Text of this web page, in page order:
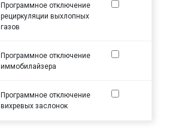
Программное отключение
рециркуляции выхлопных
газов
Программное отключение
иммобилайзера
Программное отключение
вихревых заслонок